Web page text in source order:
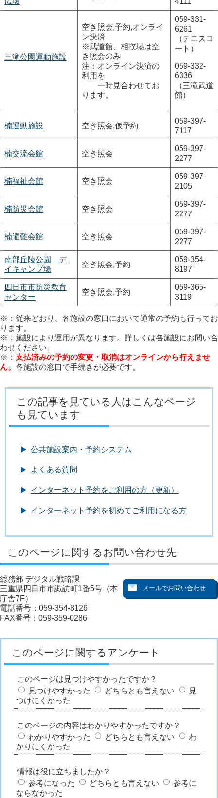
三滝公園運動施設
空き照会,予約,オンライ
ン決済
※武道館、相撲場は空
き照会のみ
注：オンライン決済の
利用を
一時見合わせてお
ります。
059-331-
6261
（テニスコ
ート）
059-332-
6336
（三滝武道
館）
楠運動施設 空き照会,仮予約
059-397-
7117
楠交流会館 空き照会
059-397-
2277
楠福祉会館 空き照会
059-397-
2105
楠防災会館 空き照会
059-397-
2277
楠避難会館 空き照会
059-397-
2277
南部丘陵公園 デ
イキャンプ場
空き照会,予約
059-354-
8197
四日市市防災教育
センター
空き照会,予約
059-365-
3119
※：従来どおり、各施設の窓口において通常の予約も行ってお
ります。
※：施設により運用が異なります。詳しくは各施設にお問い合
わせください。
※： 支払済みの予約の変更・取消はオンラインから行えませ
ん。 各施設の窓口で手続きが必要です。
この記事を見ている人はこんなページ
も見ています
公共施設案内・予約システム
よくある質問
インターネット予約をご利用の方（更新）
インターネット予約を初めてご利用になる方
このページに関するお問い合わせ先
総務部 デジタル戦略課
三重県四日市市諏訪町1番5号（本
庁舎7F）
電話番号：059-354-8126
FAX番号：059-359-0286
このページに関するアンケート
このページは見つけやすかったですか？
見つけやすかった
どちらとも言えない
見
つけにくかった
このページの内容はわかりやすかったですか？
わかりやすかった
どちらとも言えない
わ
かりにくかった
情報は役に立ちましたか？
参考になった
どちらとも言えない
参考に
ならなかった